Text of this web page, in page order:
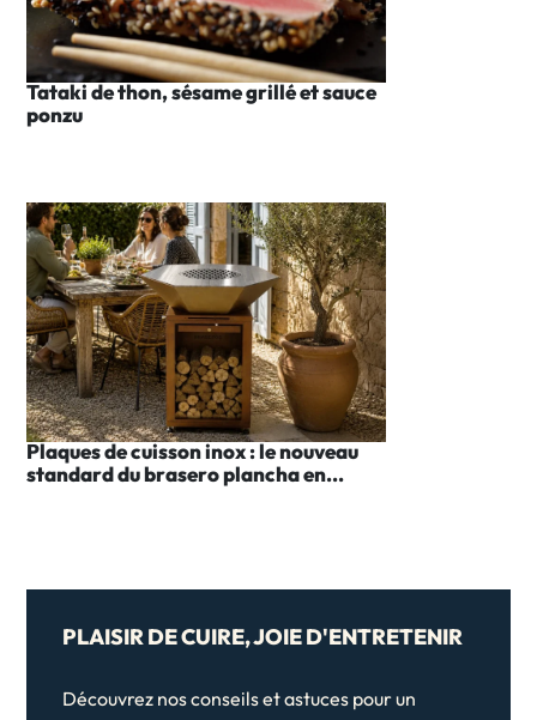
Tataki de thon, sésame grillé et sauce
ponzu
Plaques de cuisson inox : le nouveau
standard du brasero plancha en...
PLAISIR DE CUIRE, JOIE D'ENTRETENIR
Découvrez nos conseils et astuces pour un